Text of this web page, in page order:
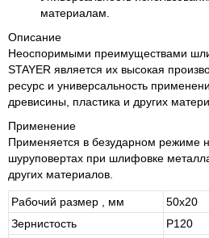
материалам.
Описание
Неоспоримыми преимуществами
STAYER является их высокая
ресурс и универсальность
древисины, пластика и других
Применение
Применяется в безударном режиме
шуруповертах при шлифовке
других материалов.
Рабочий размер , мм
50х20
Зернистость
P120